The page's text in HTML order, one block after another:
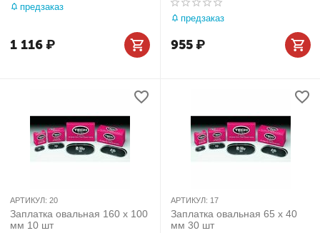
предзаказ
1 116₽
предзаказ
955₽
АРТИКУЛ: 20
Заплатка овальная 160 х 100
мм 10 шт
АРТИКУЛ: 17
Заплатка овальная 65 х 40
мм 30 шт